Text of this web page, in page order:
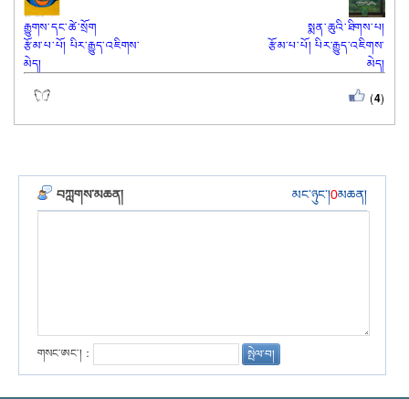
རྒྱུགས་དང་ཚེ་སྲོག
རྩོམ་པ་པོ། པིར་རྒྱུད་འཇིགས་
མེད།
སྨན་ཆུའི་ཐིགས་པ།
རྩོམ་པ་པོ། པིར་རྒྱུད་འཇིགས་
མེད།
(4)